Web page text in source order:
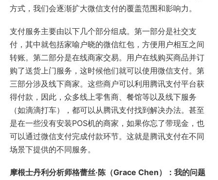
方式，我们会逐渐扩大微信支付的覆盖范围和影响力。
支付服务主要由以下几个部分组成。第一部分是社交支
付，其中就包括家喻户晓的微信红包，方便用户相互之间
转账。第二部分是在线商家交易。用户在线购买商品并订
购了送货上门服务，这时候他们就可以使用微信支付。第
三部分涉及线下商家。这些商户可以利用腾讯支付平台获
得付款，因此，众多线上零售商、餐馆等以及线下服务
（如滴滴打车），都可以从腾讯支付找到解决办法。甚至
是在一些没有安装POS机的商家，如果你忘了带现金，也
可以通过微信支付完成付款环节。这就是腾讯支付在不同
场景下提供的不同服务。
摩根士丹利分析师格蕾丝·陈（Grace Chen）：我的问题